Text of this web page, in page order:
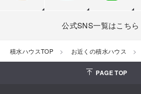
公式SNS一覧はこちら
積水ハウスTOP お近くの積水ハウス
PAGE TOP